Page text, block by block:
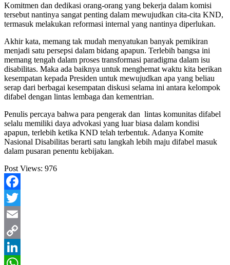
Komitmen dan dedikasi orang-orang yang bekerja dalam komisi
tersebut nantinya sangat penting dalam mewujudkan cita-cita KND,
termasuk melakukan reformasi internal yang nantinya diperlukan.
Akhir kata, memang tak mudah menyatukan banyak pemikiran
menjadi satu persepsi dalam bidang apapun. Terlebih bangsa ini
memang tengah dalam proses transformasi paradigma dalam isu
disabilitas. Maka ada baiknya untuk menghemat waktu kita berikan
kesempatan kepada Presiden untuk mewujudkan apa yang beliau
serap dari berbagai kesempatan diskusi selama ini antara kelompok
difabel dengan lintas lembaga dan kementrian.
Penulis percaya bahwa para pengerak dan lintas komunitas difabel
selalu memiliki daya advokasi yang luar biasa dalam kondisi
apapun, terlebih ketika KND telah terbentuk. Adanya Komite
Nasional Disabilitas berarti satu langkah lebih maju difabel masuk
dalam pusaran penentu kebijakan.
Post Views: 976
Facebook
Twitter
Email
Copy
Link
LinkedIn